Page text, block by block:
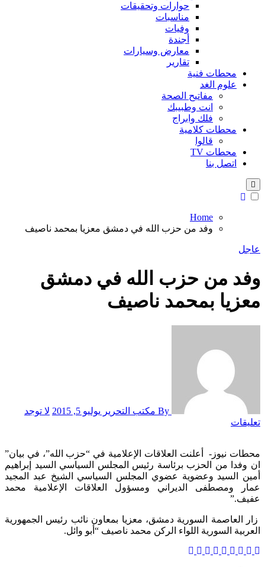
حوارات وتحقيقات
مناسبات
وفيات
أجندة
معارض وسيارات
تقارير
محطات فنية
علوم الغد
مفاتيح الصحة
انت وطبيبك
فلك وابراج
محطات كلامية
قالوا
محطات TV
اتصل بنا
Home
وفد من حزب الله في دمشق معزيا بمحمد ناصيف
عاجل
وفد من حزب الله في دمشق
معزيا بمحمد ناصيف
يوليو 5, 2015
لا توجد
تعليقات
محطات نيوز- أعلنت العلاقات الإعلامية في “حزب الله”، في بيان”
ان وفدا من الحزب برئاسة رئيس المجلس السياسي السيد إبراهيم
أمين السيد وعضوية عضوي المجلس السياسي الشيخ عبد المجيد
عمار ومصطفى الديراني ومسؤول العلاقات الإعلامية محمد
عفيف.”
زار العاصمة السورية دمشق، معزيا بمعاون نائب رئيس الجمهورية
العربية السورية اللواء الركن محمد ناصيف “أبو وائل.